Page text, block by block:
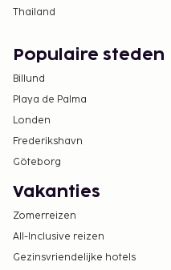
Thailand
Populaire steden
Billund
Playa de Palma
Londen
Frederikshavn
Göteborg
Vakanties
Zomerreizen
All-Inclusive reizen
Gezinsvriendelijke hotels